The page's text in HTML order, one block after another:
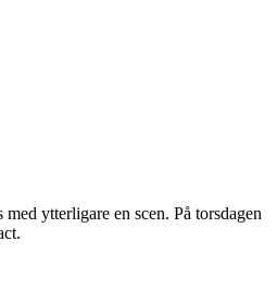
ytterligare en scen. På torsdagen